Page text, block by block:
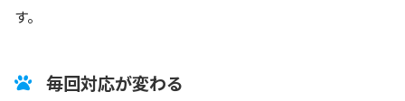
す。
毎回対応が変わる